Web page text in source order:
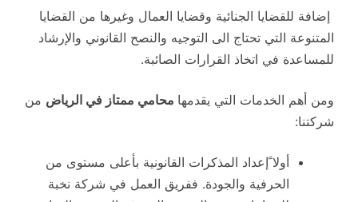
إضافة للقضايا الجنائية وقضايا العمال وغيرها من القضايا
المتنوعة التي تحتاج الى التوجيه والنصح القانوني والإرشاد
للمساعدة في اتخاذ القرارات الصائبة.
ومن أهم الخدمات التي يقدمها محامي ممتاز في الرياض من
شركتنا:
أولا ًإعداد المذكرات القانونية بأعلى مستوى من
الحرفية والجودة. ففريق العمل في شركة نخبة